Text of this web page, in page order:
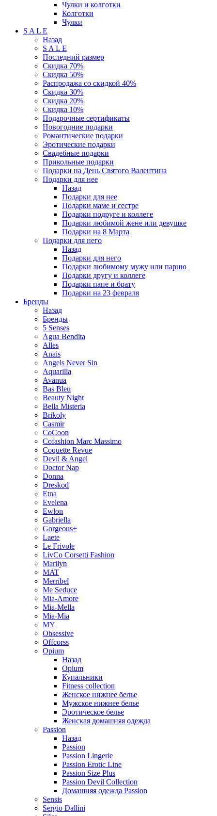
Чулки и колготки
Колготки
Чулки
S A L E
Назад
S A L E
Последний размер
Скидка 70%
Скидка 50%
Распродажа со скидкой 40%
Скидка 30%
Скидка 20%
Скидка 10%
Подарочные сертификаты
Новогодние подарки
Романтические подарки
Эротические подарки
Свадебные подарки
Прикольные подарки
Подарки на День Святого Валентина
Подарки для нее
Назад
Подарки для нее
Подарки маме и сестре
Подарки подруге и коллеге
Подарки любимой жене или девушке
Подарки на 8 Марта
Подарки для него
Назад
Подарки для него
Подарки любимому мужу или парню
Подарки другу и коллеге
Подарки папе и брату
Подарки на 23 февраля
Бренды
Назад
Бренды
5 Senses
Agua Bendita
Alles
Anais
Angels Never Sin
Aquarilla
Avanua
Bas Bleu
Beauty Night
Bella Misteria
Brikoly
Casmir
CoCoon
Cofashion Marc Massimo
Coquette Revue
Devil & Angel
Doctor Nap
Donna
Dreskod
Etna
Evelena
Ewlon
Gabriella
Gorgeous+
Laete
Le Frivole
LivCo Corsetti Fashion
Marilyn
MAT
Merribel
Me Seduce
Mia-Amore
Mia-Mella
Mia-Mia
MY
Obsessive
Offcorss
Opium
Назад
Opium
Купальники
Fitness collection
Женское нижнее белье
Мужское нижнее белье
Эротическое белье
Женская домашняя одежда
Passion
Назад
Passion
Passion Lingerie
Passion Erotic Line
Passion Size Plus
Passion Devil Collection
Домашняя одежда Passion
Sensis
Sergio Dallini